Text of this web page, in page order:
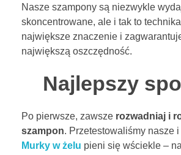
ENGLISH
TEST POROWATOŚCI
ż
y
ć
Nasze szampony są niezwykle
skoncentrowane, ale i tak to
największe znaczenie i
największą oszczędność.
Najlepszy
Po pierwsze, zawsze rozwadniaj i
szampon. Przetestowaliśmy nasze i
Murky w żelu pieni się wściekle –